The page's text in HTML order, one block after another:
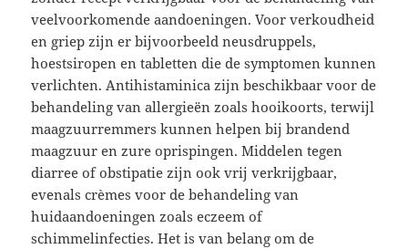
veelvoorkomende aandoeningen. Voor verkoudheid
en griep zijn er bijvoorbeeld neusdruppels,
hoestsiropen en tabletten die de symptomen kunnen
verlichten. Antihistaminica zijn beschikbaar voor de
behandeling van allergieën zoals hooikoorts, terwijl
maagzuurremmers kunnen helpen bij brandend
maagzuur en zure oprispingen. Middelen tegen
diarree of obstipatie zijn ook vrij verkrijgbaar,
evenals crèmes voor de behandeling van
huidaandoeningen zoals eczeem of
schimmelinfecties. Het is van belang om de